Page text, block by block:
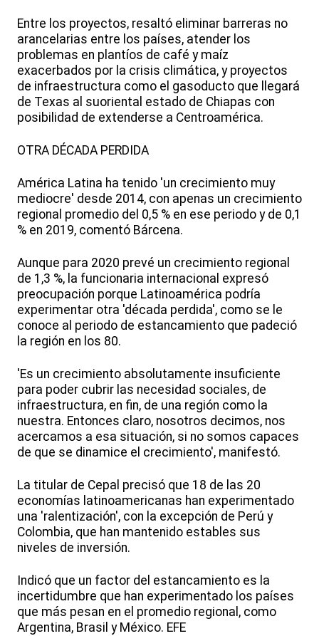
Entre los proyectos, resaltó eliminar barreras no
arancelarias entre los países, atender los
problemas en plantíos de café y maíz
exacerbados por la crisis climática, y proyectos
de infraestructura como el gasoducto que llegará
de Texas al suoriental estado de Chiapas con
posibilidad de extenderse a Centroamérica.
OTRA DÉCADA PERDIDA
América Latina ha tenido 'un crecimiento muy
mediocre' desde 2014, con apenas un crecimiento
regional promedio del 0,5 % en ese periodo y de 0,1
% en 2019, comentó Bárcena.
Aunque para 2020 prevé un crecimiento regional
de 1,3 %, la funcionaria internacional expresó
preocupación porque Latinoamérica podría
experimentar otra 'década perdida', como se le
conoce al periodo de estancamiento que padeció
la región en los 80.
'Es un crecimiento absolutamente insuficiente
para poder cubrir las necesidad sociales, de
infraestructura, en fin, de una región como la
nuestra. Entonces claro, nosotros decimos, nos
acercamos a esa situación, si no somos capaces
de que se dinamice el crecimiento', manifestó.
La titular de Cepal precisó que 18 de las 20
economías latinoamericanas han experimentado
una 'ralentización', con la excepción de Perú y
Colombia, que han mantenido estables sus
niveles de inversión.
Indicó que un factor del estancamiento es la
incertidumbre que han experimentado los países
que más pesan en el promedio regional, como
Argentina, Brasil y México. EFE